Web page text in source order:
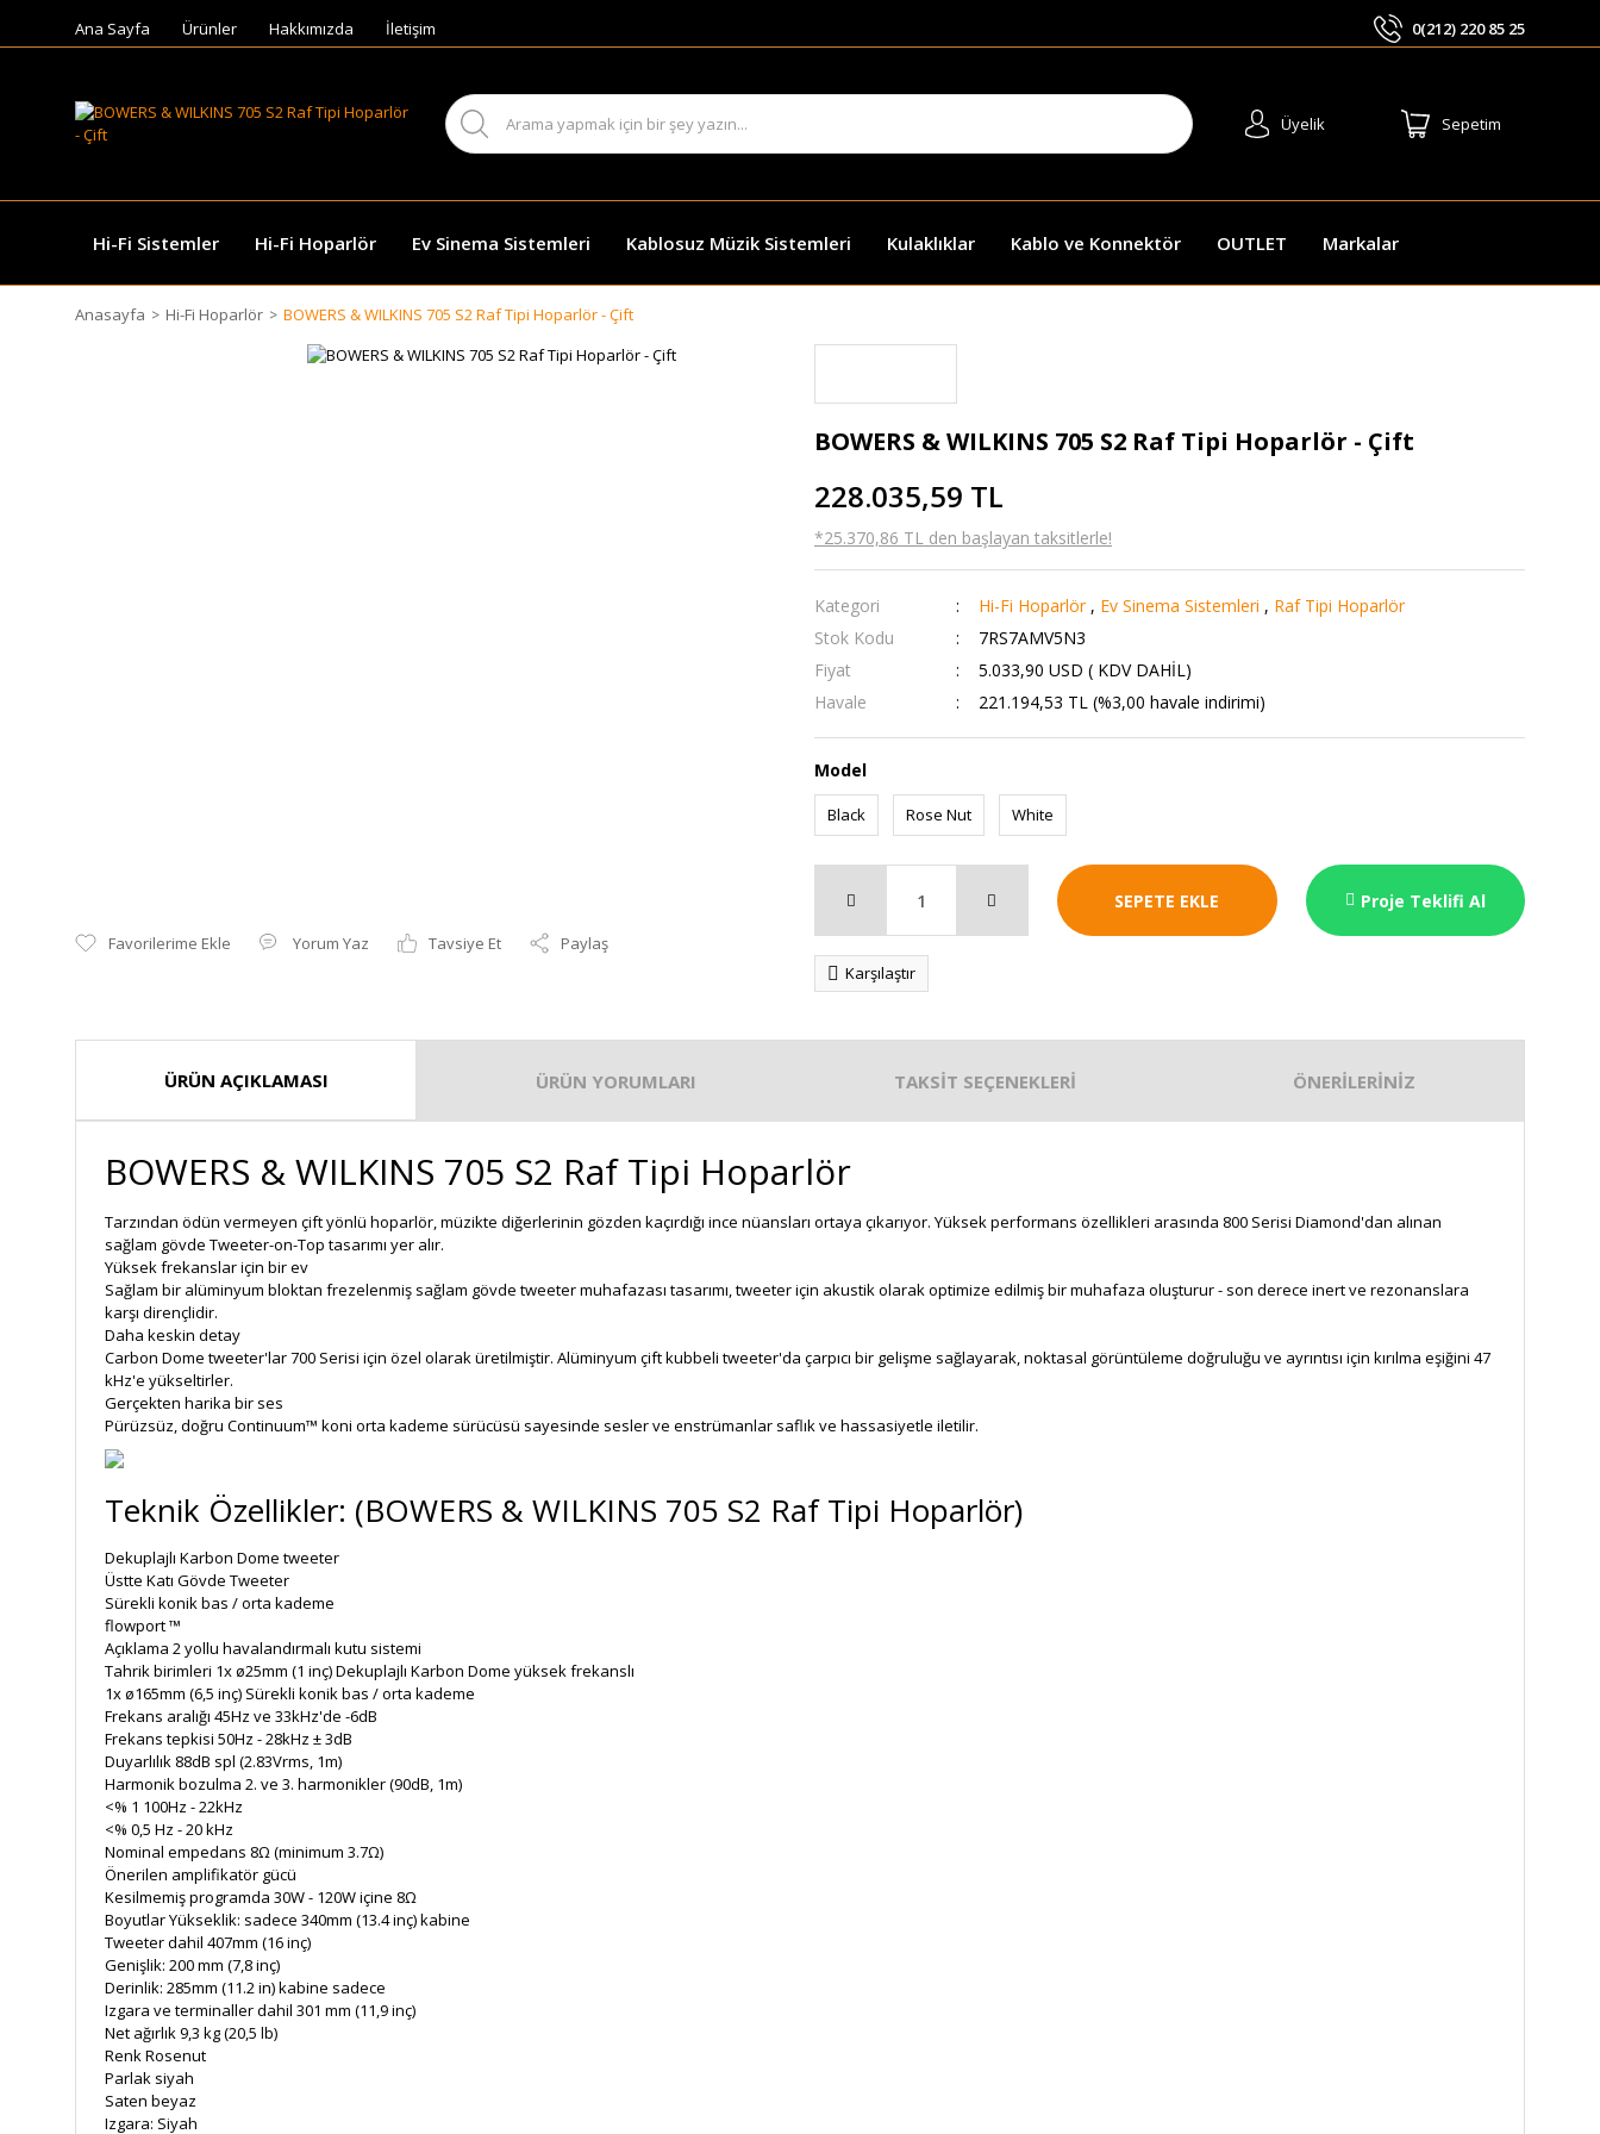
Ana Sayfa Ürünler Hakkımızda İletişim 0(212) 220 85 25
Üyelik Sepetim
Hi-Fi Sistemler Hi-Fi Hoparlör Ev Sinema Sistemleri Kablosuz Müzik Sistemleri Kulaklıklar Kablo ve Konnektör OUTLET Markalar
Anasayfa Hi-Fi Hoparlör BOWERS & WILKINS 705 S2 Raf Tipi Hoparlör - Çift
Yorum Yaz Tavsiye Et Paylaş
BOWERS & WILKINS 705 S2 Raf Tipi Hoparlör - Çift
228.035,59 TL
*25.370,86 TL den başlayan taksitlerle!
Kategori Hi-Fi Hoparlör , Ev Sinema Sistemleri , Raf Tipi Hoparlör
Stok Kodu
7RS7AMV5N3
Fiyat
5.033,90 USD ( KDV DAHİL)
Havale
221.194,53 TL (%3,00 havale indirimi)
Model
Black Rose Nut White
SEPETE EKLE Proje Teklifi Al
Karşılaştır
ÜRÜN AÇIKLAMASI ÜRÜN YORUMLARI TAKSİT SEÇENEKLERİ ÖNERİLERİNİZ
BOWERS & WILKINS 705 S2 Raf Tipi Hoparlör
Tarzından ödün vermeyen çift yönlü hoparlör, müzikte diğerlerinin gözden kaçırdığı ince nüansları ortaya çıkarıyor. Yüksek performans özellikleri arasında 800 Serisi Diamond'dan alınan
sağlam gövde Tweeter-on-Top tasarımı yer alır.
Yüksek frekanslar için bir ev
Sağlam bir alüminyum bloktan frezelenmiş sağlam gövde tweeter muhafazası tasarımı, tweeter için akustik olarak optimize edilmiş bir muhafaza oluşturur - son derece inert ve rezonanslara
karşı dirençlidir.
Daha keskin detay
Carbon Dome tweeter'lar 700 Serisi için özel olarak üretilmiştir. Alüminyum çift kubbeli tweeter'da çarpıcı bir gelişme sağlayarak, noktasal görüntüleme doğruluğu ve ayrıntısı için kırılma eşiğini 47
kHz'e yükseltirler.
Gerçekten harika bir ses
Pürüzsüz, doğru Continuum™ koni orta kademe sürücüsü sayesinde sesler ve enstrümanlar saflık ve hassasiyetle iletilir.
Teknik Özellikler: (BOWERS & WILKINS 705 S2 Raf Tipi Hoparlör)
Dekuplajlı Karbon Dome tweeter
Üstte Katı Gövde Tweeter
Sürekli konik bas / orta kademe
flowport ™
Açıklama 2 yollu havalandırmalı kutu sistemi
Tahrik birimleri 1x ø25mm (1 inç) Dekuplajlı Karbon Dome yüksek frekanslı
1x ø165mm (6,5 inç) Sürekli konik bas / orta kademe
Frekans aralığı 45Hz ve 33kHz'de -6dB
Frekans tepkisi 50Hz - 28kHz ± 3dB
Duyarlılık 88dB spl (2.83Vrms, 1m)
Harmonik bozulma 2. ve 3. harmonikler (90dB, 1m)
<% 1 100Hz - 22kHz
<% 0,5 Hz - 20 kHz
Nominal empedans 8Ω (minimum 3.7Ω)
Önerilen amplifikatör gücü
Kesilmemiş programda 30W - 120W içine 8Ω
BoyutlarYükseklik: sadece 340mm (13.4 inç) kabine
Tweeter dahil 407mm (16 inç)
Genişlik: 200 mm (7,8 inç)
Derinlik: 285mm (11.2 in) kabine sadece
Izgara ve terminaller dahil 301 mm (11,9 inç)
Net ağırlık9,3 kg (20,5 lb)
RenkRosenut
Parlak siyah
Saten beyaz
Izgara: Siyah